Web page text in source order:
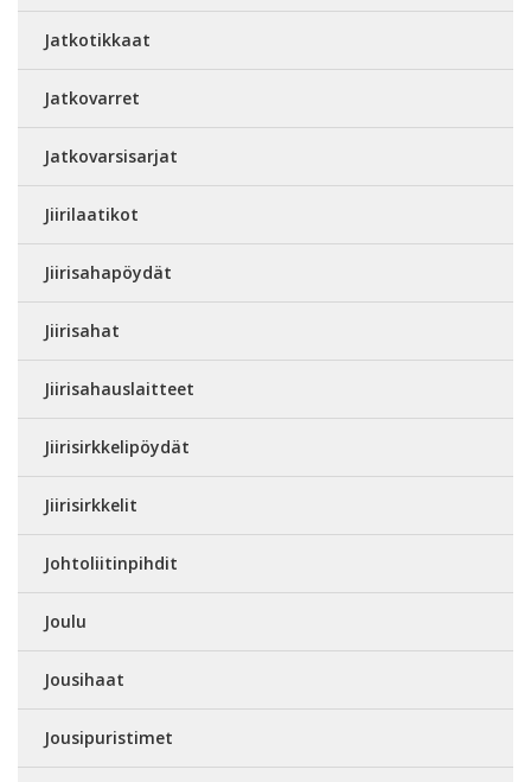
Jatkotikkaat
Jatkovarret
Jatkovarsisarjat
Jiirilaatikot
Jiirisahapöydät
Jiirisahat
Jiirisahauslaitteet
Jiirisirkkelipöydät
Jiirisirkkelit
Johtoliitinpihdit
Joulu
Jousihaat
Jousipuristimet